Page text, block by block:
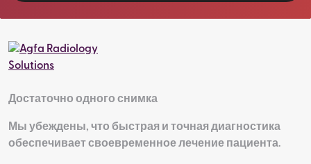
Достаточно одного снимка
Мы убеждены, что быстрая и точная диагностика
обеспечивает своевременное лечение пациента.